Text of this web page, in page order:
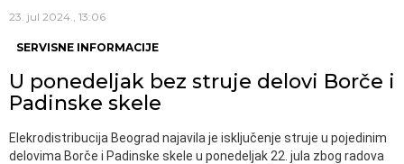
23. jul 2024., 13:06
SERVISNE INFORMACIJE
U ponedeljak bez struje delovi Borče i
Padinske skele
Elekrodistribucija Beograd najavila je isključenje struje u pojedinim
delovima Borče i Padinske skele u ponedeljak 22. jula zbog radova